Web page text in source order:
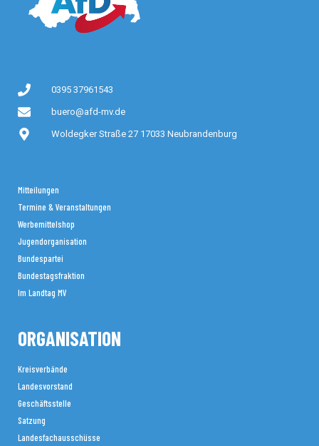
0395 37961543
buero@afd-mv.de
Woldegker Straße 27 17033 Neubrandenburg
Mitteilungen
Termine & Veranstaltungen
Werbemittelshop
Jugendorganisation
Bundespartei
Bundestagsfraktion
Im Landtag MV
ORGANISATION
Kreisverbände
Landesvorstand
Geschäftsstelle
Satzung
Landesfachausschüsse